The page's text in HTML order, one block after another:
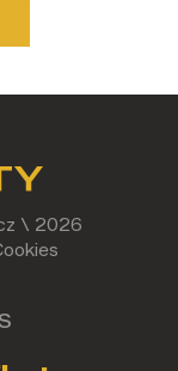
\ 2026